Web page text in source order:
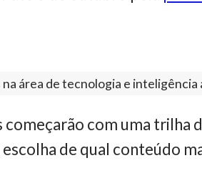
área de tecnologia e
com uma trilha
de qual conteúdo